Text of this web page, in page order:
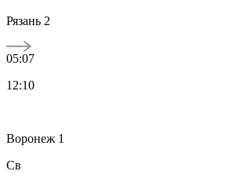
Рязань 2
05:07
12:10
Воронеж 1
Св